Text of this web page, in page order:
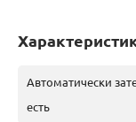
Автоматически
есть